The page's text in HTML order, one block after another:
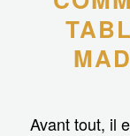
Avant tout, il